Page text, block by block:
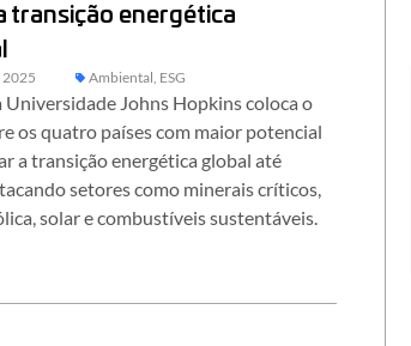
transição energética
2025 Ambiental, ESG
Universidade Johns Hopkins coloca o
os quatro países com maior potencial
a transição energética global até
setores como minerais críticos,
solar e combustíveis sustentáveis.